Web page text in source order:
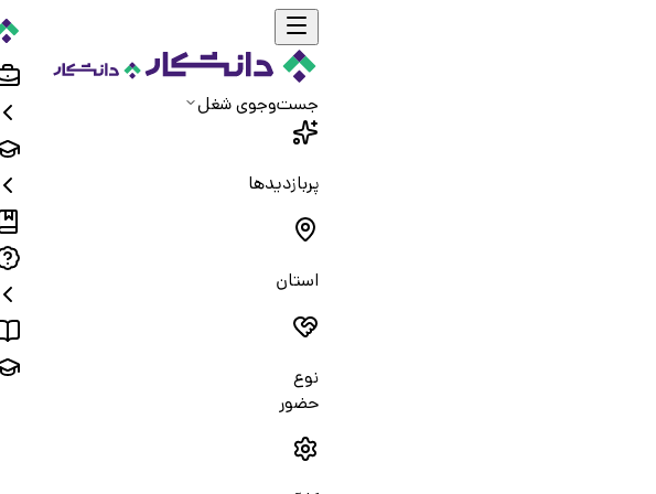
جست‌و‌جوی شغل
پربازدیدها
استان
نوع
حضور